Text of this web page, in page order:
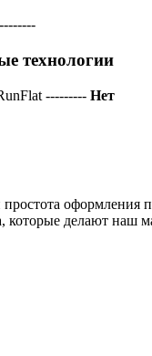
технологии
--------- Нет
оформления
которые делают наш